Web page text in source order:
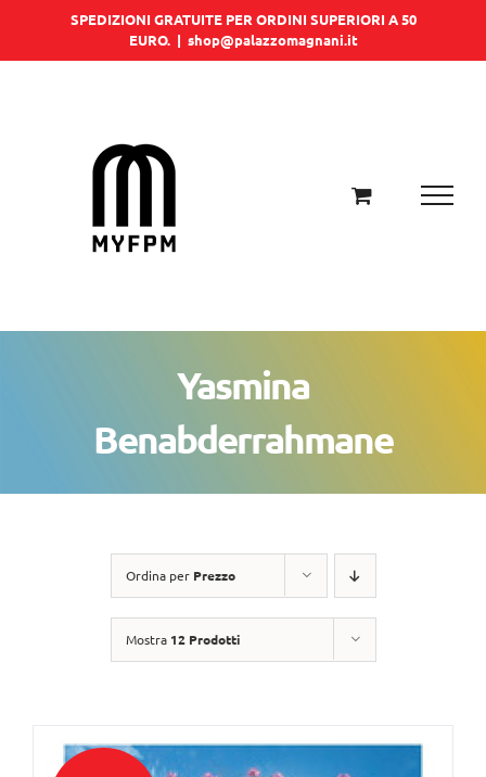
SPEDIZIONI GRATUITE PER ORDINI SUPERIORI A 50
EURO. | shop@palazzomagnani.it
Yasmina
Benabderrahmane
Ordina per Prezzo
Mostra 12 Prodotti